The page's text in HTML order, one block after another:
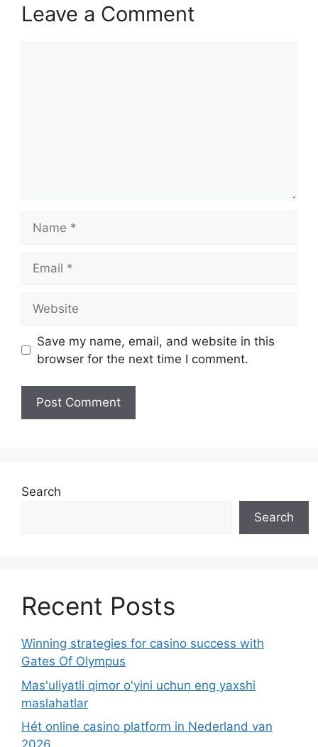
Leave a Comment
Save my name, email, and website in this
browser for the next time I comment.
Search
Search
Recent Posts
Winning strategies for casino success with
Gates Of Olympus
Mas'uliyatli qimor o'yini uchun eng yaxshi
maslahatlar
Hét online casino platform in Nederland van